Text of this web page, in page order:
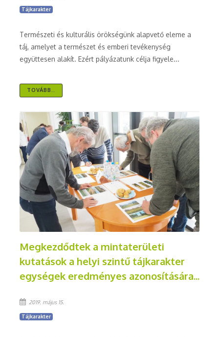
Tájkarakter
Természeti és kulturális örökségünk alapvető eleme a
táj, amelyet a természet és emberi tevékenység
együttesen alakít. Ezért pályázatunk célja figyele...
TOVÁBB..
Megkezdődtek a mintaterületi
kutatások a helyi szintű tájkarakter
egységek eredményes azonosítására...
2019. május 15.
Tájkarakter